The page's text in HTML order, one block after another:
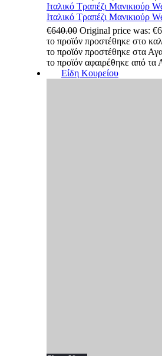
Ιταλικό Τραπέζι Μανικιούρ
Ιταλικό Τραπέζι Μανικιούρ
€640.00 Original price was:
το προϊόν προστέθηκε στο
το προϊόν προστέθηκε στα
το προϊόν αφαιρέθηκε από τα
Είδη Κουρείου